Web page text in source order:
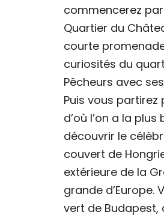
commencerez
Quartier du
courte
curiosités du
Pêcheurs avec
Puis vous
d’où l’on a la
découvrir le
couvert de
extérieure de la
grande d’Europe.
vert de Budapest,